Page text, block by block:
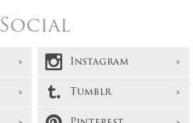
Social
Instagram
Tumblr